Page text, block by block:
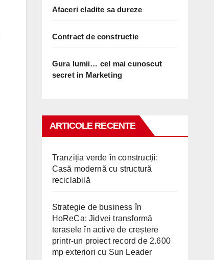
Afaceri cladite sa dureze
Contract de constructie
Gura lumii… cel mai cunoscut
secret in Marketing
ARTICOLE RECENTE
Tranziția verde în construcții:
Casă modernă cu structură
reciclabilă
Strategie de business în
HoReCa: Jidvei transformă
terasele în active de creștere
printr-un proiect record de 2.600
mp exteriori cu Sun Leader